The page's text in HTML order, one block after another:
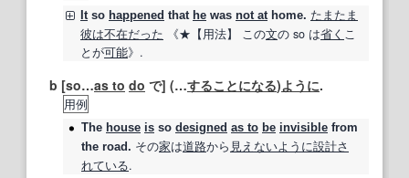
It so happened that he was not at home. たまたま
彼は不在だった 《★ 【用法】 この文の so は省く こ
とが可能》.
b [so…as to do で] (…することになる)ように.
用例
The house is so designed as to be invisible from
the road. その家は道路から 見えないように設計さ
れている.